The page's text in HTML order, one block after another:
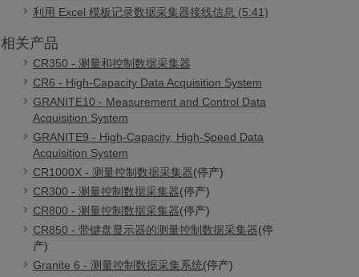
利用 Excel 模板记录数据采集器接线信息 (5:41)
相关产品
CR350 - 测量和控制数据采集器
CR6 - High-Capacity Data Acquisition System
GRANITE10 - Measurement and Control Data
Acquisition System
GRANITE9 - High-Capacity, High-Speed Data
Acquisition System
CR1000X - 测量控制数据采集器(停产)
CR300 - 测量控制数据采集器(停产)
CR800 - 测量控制数据采集器(停产)
CR850 - 带键盘显示器的测量控制数据采集器(停
产)
Granite 6 - 测量控制数据采集系统(停产)